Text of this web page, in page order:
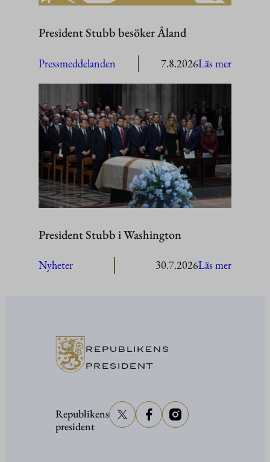
President Stubb besöker Åland
Pressmeddelanden 7.8.2026Läs mer:
besöker
President Stubb i Washington
Nyheter 30.7.2026Läs mer:
REPUBLIKENS
PRESIDENT
Republikens
president